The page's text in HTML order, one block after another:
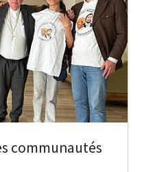
communautés